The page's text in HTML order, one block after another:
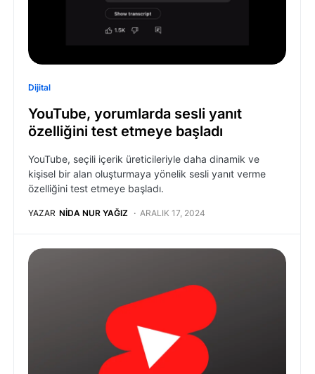
Dijital
YouTube, yorumlarda sesli yanıt
özelliğini test etmeye başladı
YouTube, seçili içerik üreticileriyle daha dinamik ve
kişisel bir alan oluşturmaya yönelik sesli yanıt verme
özelliğini test etmeye başladı.
YAZAR NIDA NUR YAĞIZ ARALIK 17, 2024